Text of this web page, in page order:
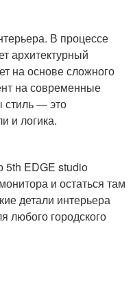
В процессе
архитектурный
на основе сложного
на современные
стиль — это
и логика.
5th EDGE studio
и остаться там
детали интерьера
любого городского